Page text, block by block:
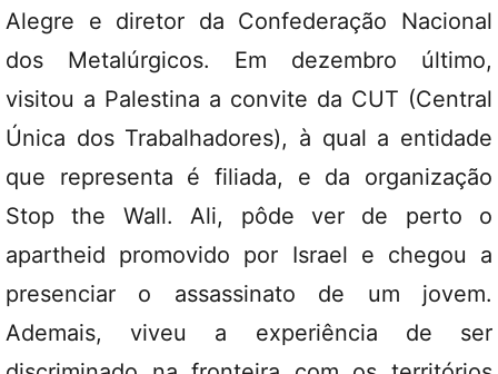
Alegre e diretor da Confederação Nacional
dos Metalúrgicos. Em dezembro último,
visitou a Palestina a convite da CUT (Central
Única dos Trabalhadores), à qual a entidade
que representa é filiada, e da organização
Stop the Wall. Ali, pôde ver de perto o
apartheid promovido por Israel e chegou a
presenciar o assassinato de um jovem.
Ademais, viveu a experiência de ser